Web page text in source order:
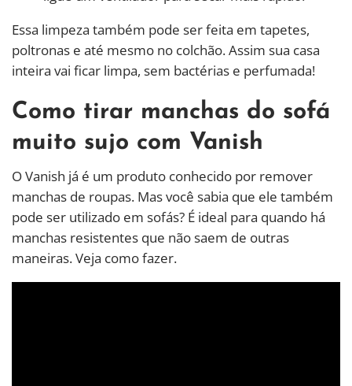
Essa limpeza também pode ser feita em tapetes,
poltronas e até mesmo no colchão. Assim sua casa
inteira vai ficar limpa, sem bactérias e perfumada!
Como tirar manchas do sofá
muito sujo com Vanish
O Vanish já é um produto conhecido por remover
manchas de roupas. Mas você sabia que ele também
pode ser utilizado em sofás? É ideal para quando há
manchas resistentes que não saem de outras
maneiras. Veja como fazer.